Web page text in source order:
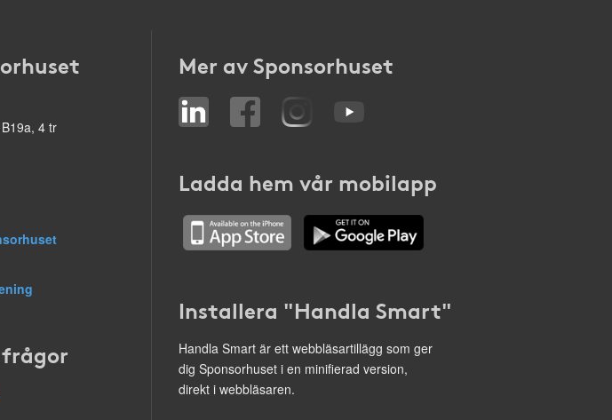
4 tr
Mer av Sponsorhuset
Ladda hem vår mobilapp
Installera "Handla Smart"
Handla Smart är ett webbläsartillägg som ger
dig Sponsorhuset i en minifierad version,
direkt i webbläsaren.